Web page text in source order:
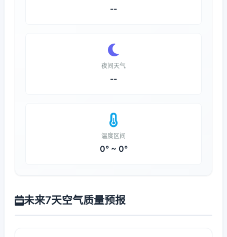
--
夜间天气
--
温度区间
0° ~ 0°
未来7天空气质量预报